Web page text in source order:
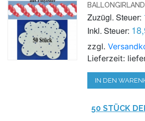
Zuzügl. Steuer:
Inkl. Steuer:
zzgl.
Lieferzeit:
IN DEN
50 STÜCK